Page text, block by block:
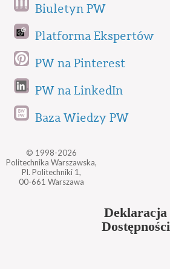
Biuletyn PW
Platforma Ekspertów
PW na Pinterest
PW na LinkedIn
Baza Wiedzy PW
© 1998-2026
Politechnika Warszawska,
Pl. Politechniki 1,
00-661 Warszawa
Deklaracja
Dostępności